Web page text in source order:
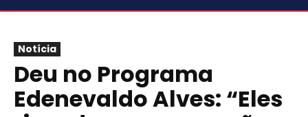
Notícia
Deu no Programa
Edenevaldo Alves: “Eles